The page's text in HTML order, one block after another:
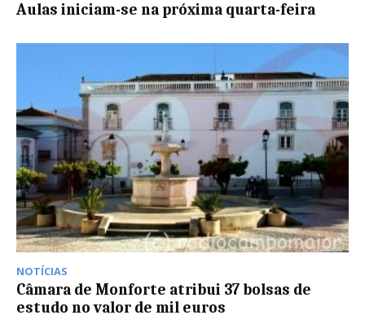
Aulas iniciam-se na próxima quarta-feira
NOTÍCIAS
Câmara de Monforte atribui 37 bolsas de
estudo no valor de mil euros